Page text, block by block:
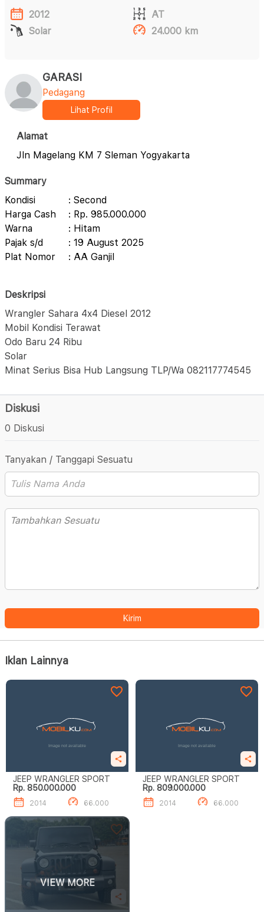
2012
AT
Solar
24.000 km
GARASI
Pedagang
Lihat Profil
Alamat
Jln Magelang KM 7 Sleman Yogyakarta
Summary
Kondisi
: Second
Harga Cash
: Rp. 985.000.000
Warna
: Hitam
Pajak s/d
: 19 August 2025
Plat Nomor
: AA Ganjil
Deskripsi
Wrangler Sahara 4x4 Diesel 2012
Mobil Kondisi Terawat
Odo Baru 24 Ribu
Solar
Minat Serius Bisa Hub Langsung TLP/Wa 082117774545
Diskusi
0 Diskusi
Tanyakan / Tanggapi Sesuatu
Kirim
Iklan Lainnya
JEEP WRANGLER SPORT
Rp. 850.000.000
2014 66.000
JEEP WRANGLER SPORT
Rp. 809.000.000
2014 66.000
VIEW MORE